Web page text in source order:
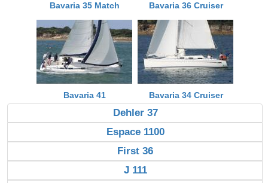
Bavaria 35 Match Bavaria 36 Cruiser
Bavaria 41 Bavaria 34 Cruiser
Dehler 37
Espace 1100
First 36
J 111